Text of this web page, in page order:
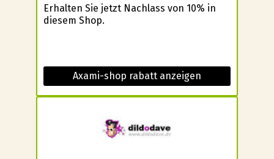
Erhalten Sie jetzt Nachlass von 10% in
diesem Shop.
Axami-shop rabatt anzeigen